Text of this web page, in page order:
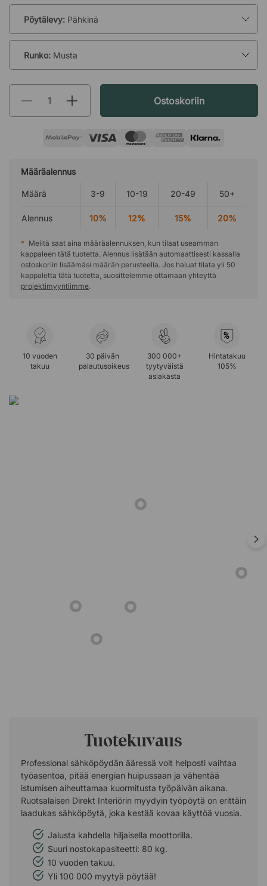
Pöytälevy: Pähkinä
Runko: Musta
Ostoskoriin
Määräalennus
Määrä 3-9 10-19 20-49 50+
Alennus 10% 12% 15% 20%
* Meiltä saat aina määräalennuksen, kun tilaat useamman
kappaleen tätä tuotetta. Alennus lisätään automaattisesti kassalla
ostoskoriin lisäämäsi määrän perusteella. Jos haluat tilata yli 50
kappaletta tätä tuotetta, suosittelemme ottamaan yhteyttä
projektimyyntiimme.
10 vuoden
takuu
30 päivän
palautusoikeus
300 000+
tyytyväistä
asiakasta
%
Hintatakuu
105%
Tuotekuvaus
Professional sähköpöydän ääressä voit helposti vaihtaa
työasentoa, pitää energian huipussaan ja vähentää
istumisen aiheuttamaa kuormitusta työpäivän aikana.
Ruotsalaisen Direkt Interiörin myydyin työpöytä on erittäin
laadukas sähköpöytä, joka kestää kovaa käyttöä vuosia.
Jalusta kahdella hiljaisella moottorilla.
Suuri nostokapasiteetti: 80 kg.
10 vuoden takuu.
Yli 100 000 myytyä pöytää!